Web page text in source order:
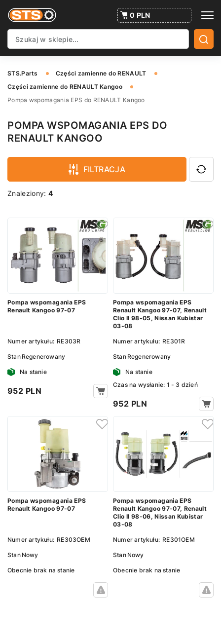
0 PLN
STS.Parts
Części zamienne do RENAULT
Części zamienne do RENAULT Kangoo
Pompa wspomagania EPS do RENAULT Kangoo
POMPA WSPOMAGANIA EPS DO
RENAULT KANGOO
FILTRACJA
Znaleziony:4
Pompa wspomagania EPS
Renault Kangoo 97-07
Numer artykułu: RE303R
Stan Regenerowany
Na stanie
952 PLN
Pompa wspomagania EPS
Renault Kangoo 97-07, Renault
Clio II 98-05, Nissan Kubistar
03-08
Numer artykułu: RE301R
Stan Regenerowany
Na stanie
Сzas na wysłanie: 1 - 3 dzień
952 PLN
Pompa wspomagania EPS
Renault Kangoo 97-07
Numer artykułu: RE303OEM
Stan Nowy
Obecnie brak na stanie
Pompa wspomagania EPS
Renault Kangoo 97-07, Renault
Clio II 98-06, Nissan Kubistar
03-08
Numer artykułu: RE301OEM
Stan Nowy
Obecnie brak na stanie